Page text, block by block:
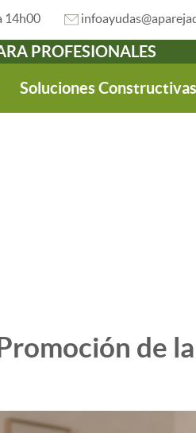
14h00
PROFESIONALES
Soluciones Constructivas
de